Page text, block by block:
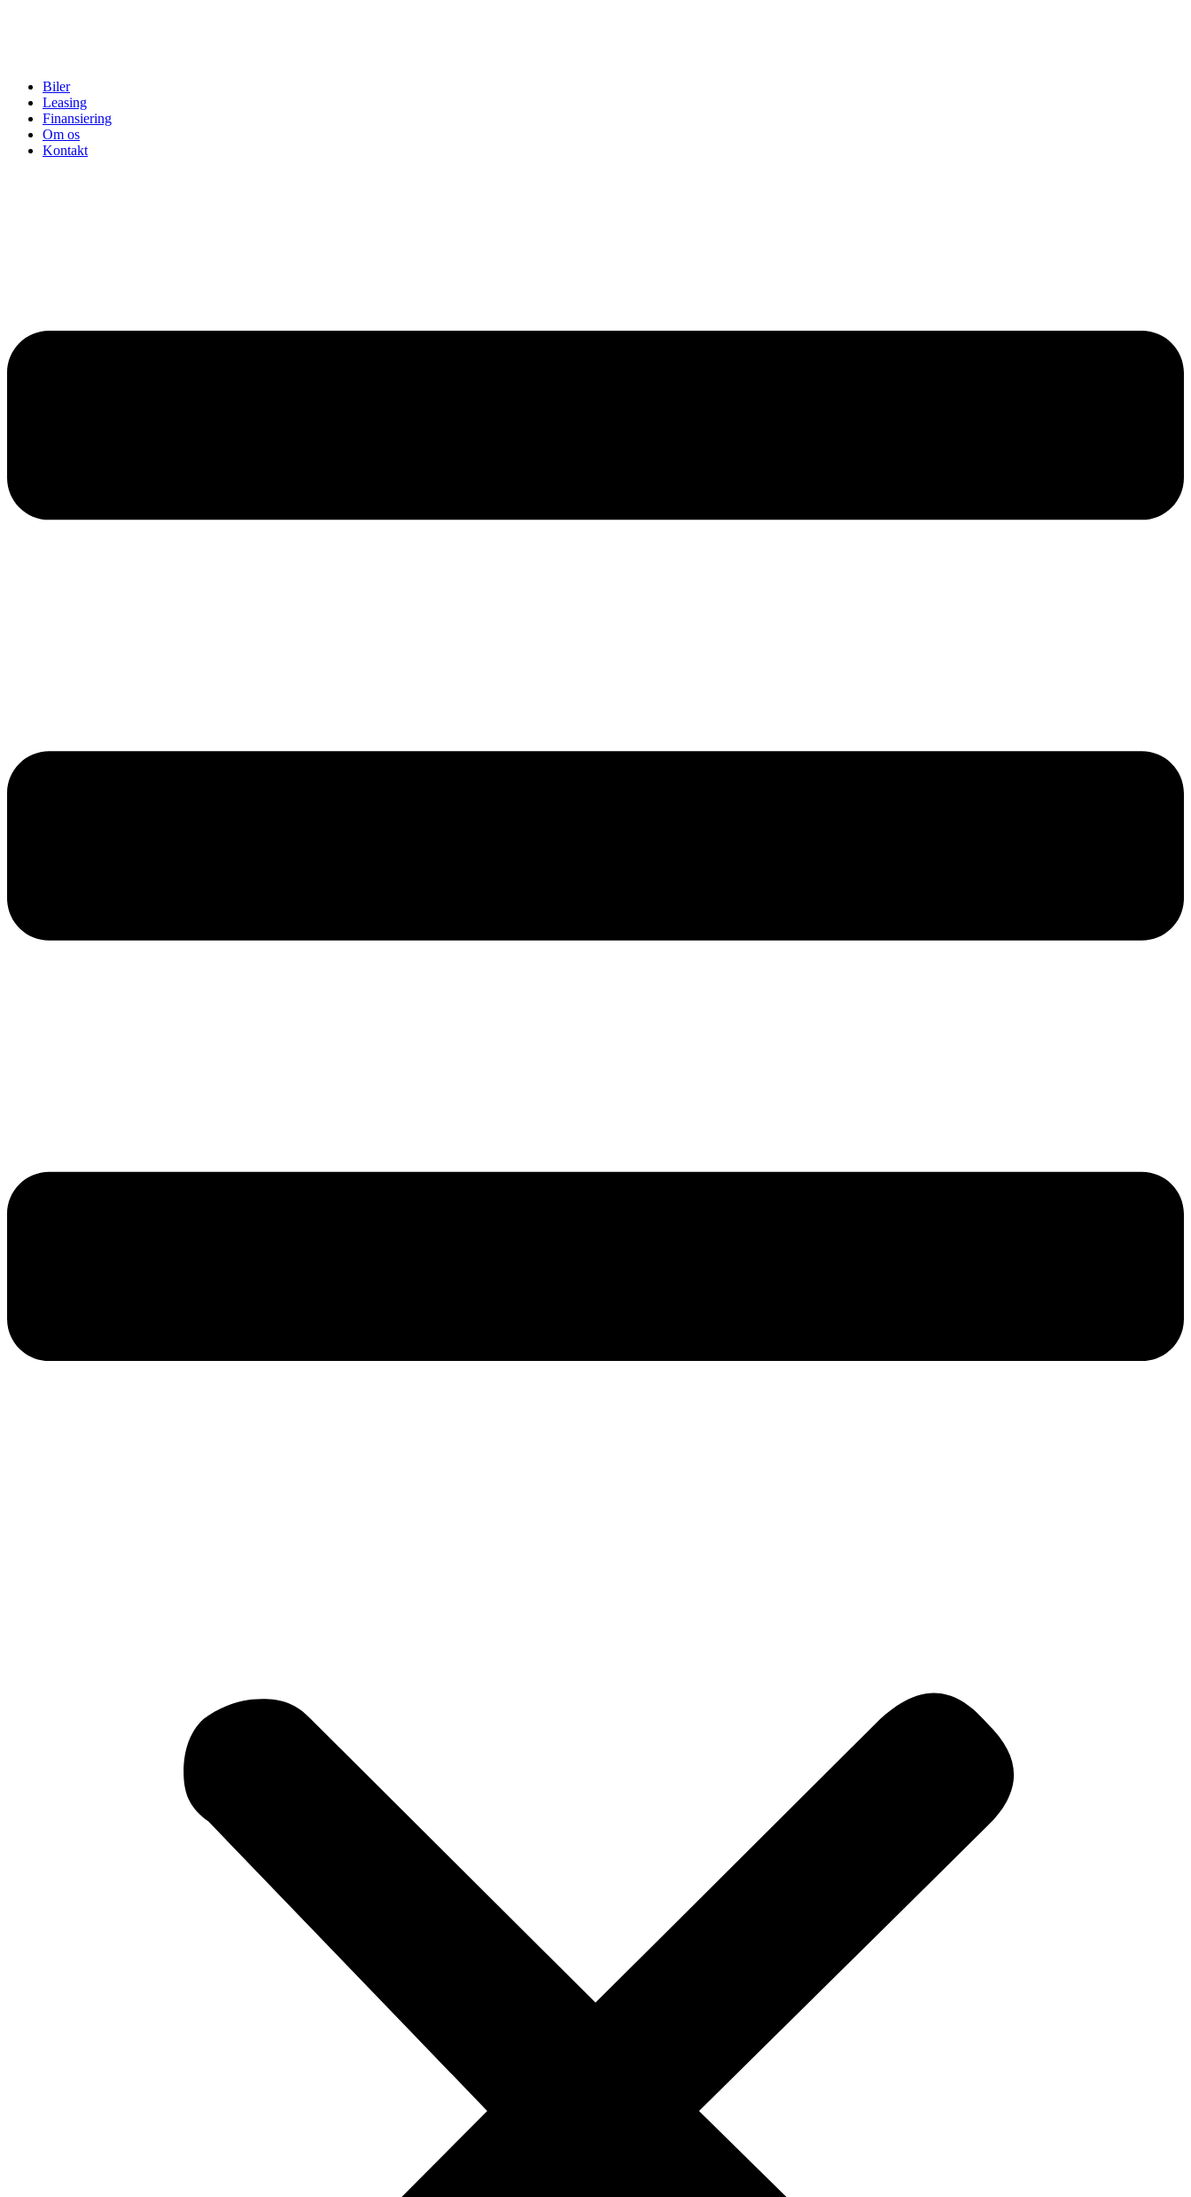
Biler
Leasing
Finansiering
Om os
Kontakt